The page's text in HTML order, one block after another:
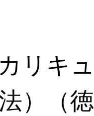
リキュ
）（徳